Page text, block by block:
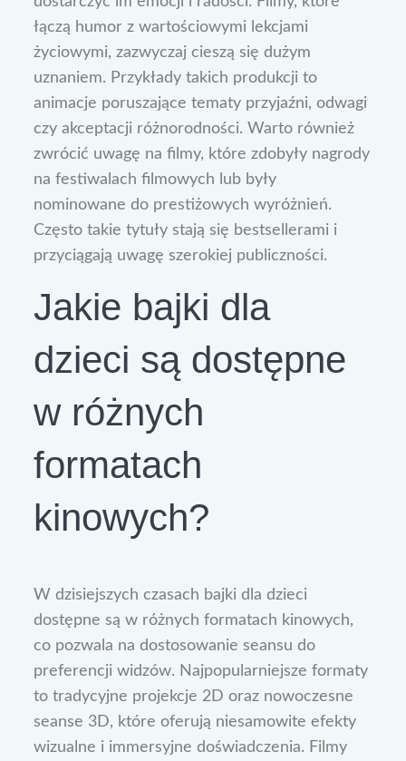
łączą humor z wartościowymi lekcjami
życiowymi, zazwyczaj cieszą się dużym
uznaniem. Przykłady takich produkcji to
animacje poruszające tematy przyjaźni, odwagi
czy akceptacji różnorodności. Warto również
zwrócić uwagę na filmy, które zdobyły nagrody
na festiwalach filmowych lub były
nominowane do prestiżowych wyróżnień.
Często takie tytuły stają się bestsellerami i
przyciągają uwagę szerokiej publiczności.
Jakie bajki dla
dzieci są dostępne
w różnych
formatach
kinowych?
W dzisiejszych czasach bajki dla dzieci
dostępne są w różnych formatach kinowych,
co pozwala na dostosowanie seansu do
preferencji widzów. Najpopularniejsze formaty
to tradycyjne projekcje 2D oraz nowoczesne
seanse 3D, które oferują niesamowite efekty
wizualne i immersyjne doświadczenia. Filmy